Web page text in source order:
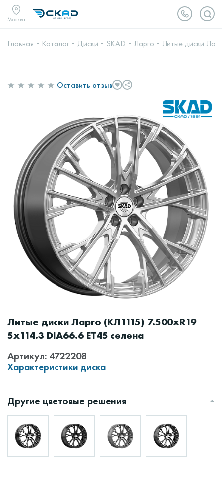
Москва
Главная Каталог Диски SKAD Ларго Литые диски
Оставить отзыв
Литые диски Ларго (КЛ1115) 7.500xR19
5x114.3 DIA66.6 ET45 селена
Артикул: 4722208
Характеристики диска
Другие цветовые решения